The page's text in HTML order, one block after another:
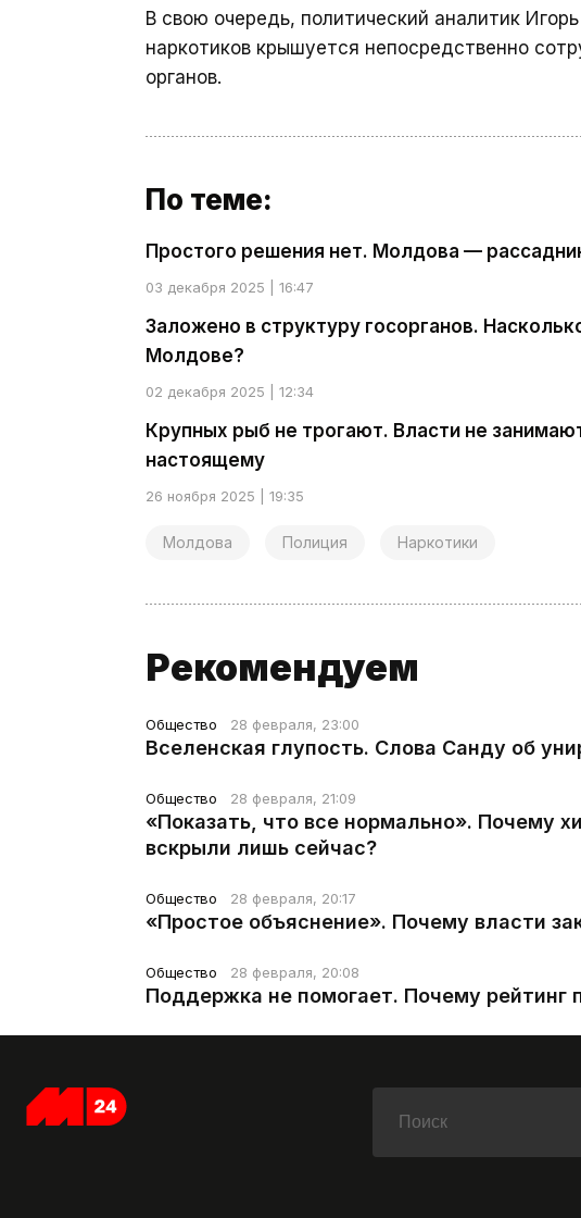
В свою очередь, политический аналитик
наркотиков крышуется непосредственно
органов.
По теме:
Простого решения нет. Молдова —
03 декабря 2025 | 16:47
Заложено в структуру госорганов.
Молдове?
02 декабря 2025 | 12:34
Крупных рыб не трогают. Власти не
настоящему
26 ноября 2025 | 19:35
Молдова Полиция Наркотики
Рекомендуем
Общество 28 февраля, 23:00
Вселенская глупость. Слова Санду об
Общество 28 февраля, 21:09
«Показать, что все нормально». Почему
вскрыли лишь сейчас?
Общество 28 февраля, 20:17
«Простое объяснение». Почему власти
Общество 28 февраля, 20:08
Поддержка не помогает. Почему рейтинг